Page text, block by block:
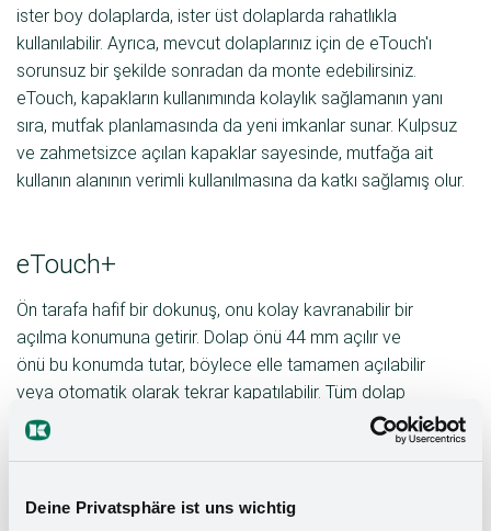
Deine Privatsphäre ist uns wichtig
ister boy dolaplarda, ister üst dolaplarda rahatlıkla
kullanılabilir. Ayrıca, mevcut dolaplarınız için de eTouch'ı
sorunsuz bir şekilde sonradan da monte edebilirsiniz.
eTouch, kapakların kullanımında kolaylık sağlamanın yanı
sıra, mutfak planlamasında da yeni imkanlar sunar. Kulpsuz
ve zahmetsizce açılan kapaklar sayesinde, mutfağa ait
kullanın alanının verimli kullanılmasına da katkı sağlamış olur.
eTouch+
Ön tarafa hafif bir dokunuş, onu kolay kavranabilir bir
açılma konumuna getirir. Dolap önü 44 mm açılır ve
önü bu konumda tutar, böylece elle tamamen açılabilir
veya otomatik olarak tekrar kapatılabilir. Tüm dolap
genişlikleri için uygun olan eTouch+ sonradan da
takılabilir. Ve şimdi yeni: kablosuz anahtar ve eklenti
standart dolap renkleriyle mükemmel uyum sağlar.